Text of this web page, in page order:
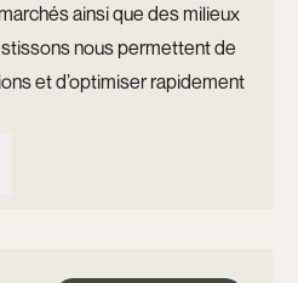
ainsi que des milieux
nous permettent de
et d’optimiser rapidement